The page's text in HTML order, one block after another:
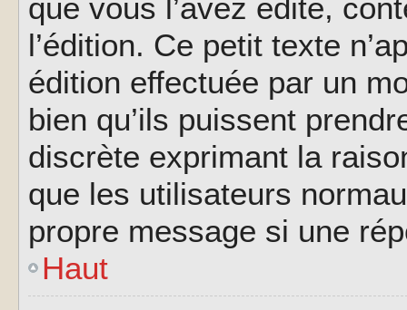
que vous l’avez édité,
l’édition. Ce petit texte
édition effectuée par un
bien qu’ils puissent
discrète exprimant la
que les utilisateurs
propre message si une
Haut